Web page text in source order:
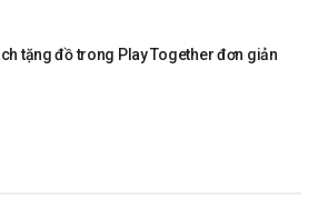
tặng đồ trong Play Together đơn giản